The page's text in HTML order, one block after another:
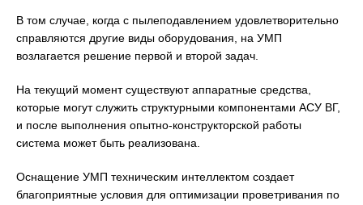
В том случае, когда с пылеподавлением удовлетворительно
справляются другие виды оборудования, на УМП
возлагается решение первой и второй задач.
На текущий момент существуют аппаратные средства,
которые могут служить структурными компонентами АСУ ВГ,
и после выполнения опытно-конструкторской работы
система может быть реализована.
Оснащение УМП техническим интеллектом создает
благоприятные условия для оптимизации проветривания по